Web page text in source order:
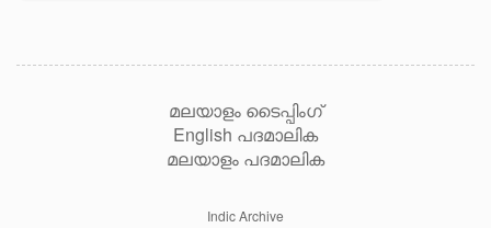
മലയാളം ടൈപ്പിംഗ്
English പദമാലിക
മലയാളം പദമാലിക
Indic Archive